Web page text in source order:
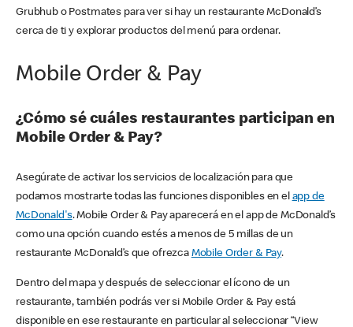
Grubhub o Postmates para ver si hay un restaurante McDonald’s
cerca de ti y explorar productos del menú para ordenar.
Mobile Order & Pay
¿Cómo sé cuáles restaurantes participan en
Mobile Order & Pay?
Asegúrate de activar los servicios de localización para que
podamos mostrarte todas las funciones disponibles en el app de
McDonald's. Mobile Order & Pay aparecerá en el app de McDonald’s
como una opción cuando estés a menos de 5 millas de un
restaurante McDonald’s que ofrezca Mobile Order & Pay.
Dentro del mapa y después de seleccionar el ícono de un
restaurante, también podrás ver si Mobile Order & Pay está
disponible en ese restaurante en particular al seleccionar “View